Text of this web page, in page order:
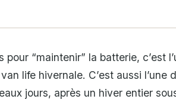
“maintenir” la batterie, c’est
life hivernale. C’est aussi l’une
jours, après un hiver entier